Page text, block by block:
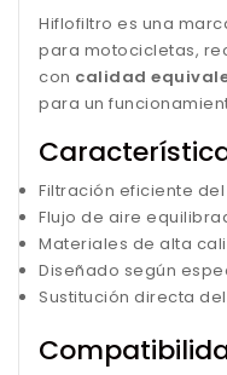
Hiflofiltro es una
para motocicletas,
con calidad
para un
Filtración eficiente
Flujo de aire
Materiales de alta
Diseñado según
Sustitución directa